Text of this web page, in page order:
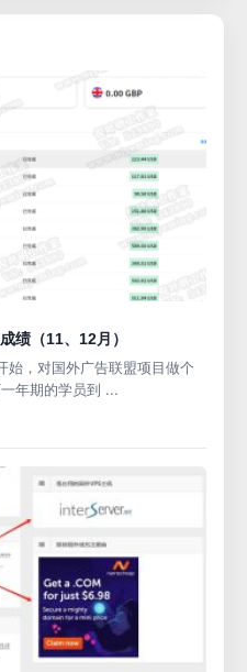
绩（11、12月）
，对国外广告联盟项目做个
年期的学员到 ...